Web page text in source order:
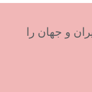
و جهان را